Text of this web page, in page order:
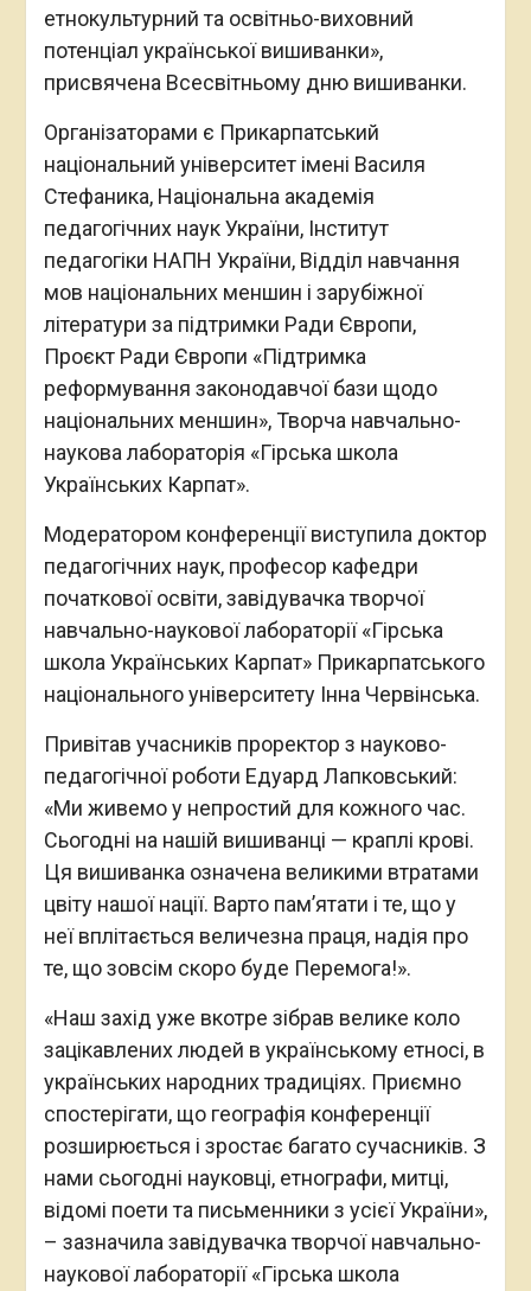
етнокультурний та освітньо-виховний
потенціал української вишиванки»,
присвячена Всесвітньому дню вишиванки.
Організаторами є Прикарпатський
національний університет імені Василя
Стефаника, Національна академія
педагогічних наук України, Інститут
педагогіки НАПН України, Відділ навчання
мов національних меншин і зарубіжної
літератури за підтримки Ради Європи,
Проєкт Ради Європи «Підтримка
реформування законодавчої бази щодо
національних меншин», Творча навчально-
наукова лабораторія «Гірська школа
Українських Карпат».
Модератором конференції виступила доктор
педагогічних наук, професор кафедри
початкової освіти, завідувачка творчої
навчально-наукової лабораторії «Гірська
школа Українських Карпат» Прикарпатського
національного університету Інна Червінська.
Привітав учасників проректор з науково-
педагогічної роботи Едуард Лапковський:
«Ми живемо у непростий для кожного час.
Сьогодні на нашій вишиванці — краплі крові.
Ця вишиванка означена великими втратами
цвіту нашої нації. Варто пам’ятати і те, що у
неї вплітається величезна праця, надія про
те, що зовсім скоро буде Перемога!».
«Наш захід уже вкотре зібрав велике коло
зацікавлених людей в українському етносі, в
українських народних традиціях. Приємно
спостерігати, що географія конференції
розширюється і зростає багато сучасників. З
нами сьогодні науковці, етнографи, митці,
відомі поети та письменники з усієї України»,
– зазначила завідувачка творчої навчально-
наукової лабораторії «Гірська школа